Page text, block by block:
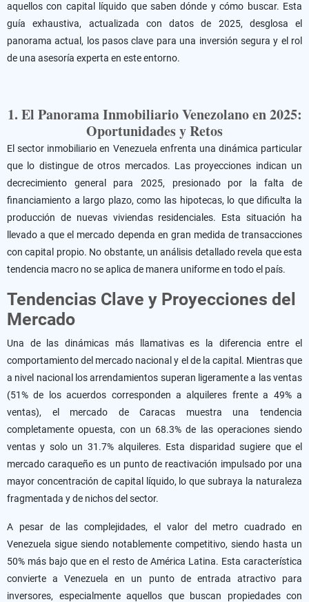
aquellos con capital líquido que saben dónde y cómo buscar. Esta
guía exhaustiva, actualizada con datos de 2025, desglosa el
panorama actual, los pasos clave para una inversión segura y el rol
de una asesoría experta en este entorno.
1. El Panorama Inmobiliario Venezolano en 2025:
Oportunidades y Retos
El sector inmobiliario en Venezuela enfrenta una dinámica particular
que lo distingue de otros mercados. Las proyecciones indican un
decrecimiento general para 2025, presionado por la falta de
financiamiento a largo plazo, como las hipotecas, lo que dificulta la
producción de nuevas viviendas residenciales. Esta situación ha
llevado a que el mercado dependa en gran medida de transacciones
con capital propio. No obstante, un análisis detallado revela que esta
tendencia macro no se aplica de manera uniforme en todo el país.
Tendencias Clave y Proyecciones del
Mercado
Una de las dinámicas más llamativas es la diferencia entre el
comportamiento del mercado nacional y el de la capital. Mientras que
a nivel nacional los arrendamientos superan ligeramente a las ventas
(51% de los acuerdos corresponden a alquileres frente a 49% a
ventas), el mercado de Caracas muestra una tendencia
completamente opuesta, con un 68.3% de las operaciones siendo
ventas y solo un 31.7% alquileres. Esta disparidad sugiere que el
mercado caraqueño es un punto de reactivación impulsado por una
mayor concentración de capital líquido, lo que subraya la naturaleza
fragmentada y de nichos del sector.
A pesar de las complejidades, el valor del metro cuadrado en
Venezuela sigue siendo notablemente competitivo, siendo hasta un
50% más bajo que en el resto de América Latina. Esta característica
convierte a Venezuela en un punto de entrada atractivo para
inversores, especialmente aquellos que buscan propiedades con